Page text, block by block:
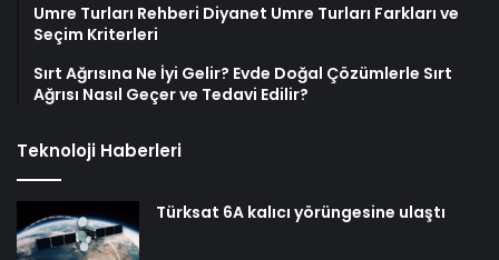
Umre Turları Rehberi Diyanet Umre Turları Farkları ve
Seçim Kriterleri
Sırt Ağrısına Ne İyi Gelir? Evde Doğal Çözümlerle Sırt
Ağrısı Nasıl Geçer ve Tedavi Edilir?
Teknoloji Haberleri
Türksat 6A kalıcı yörüngesine ulaştı